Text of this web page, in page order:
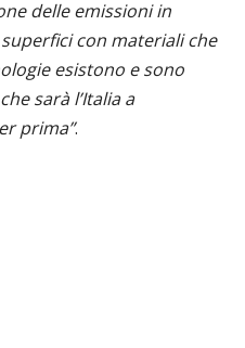
delle emissioni in
con materiali che
esistono e sono
sarà l’Italia a
prima”.